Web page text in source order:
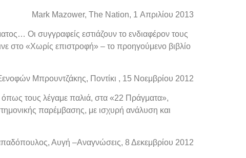
Mark Mazower, The Nation, 1 Απριλίου 2013
Οι συγγραφείς εστιάζουν το ενδιαφέρον τους
στο «Χωρίς επιστροφή» – το προηγούμενο βιβλίο
Μπρουντζάκης, Ποντίκι , 15 Νοεμβρίου 2012
όπως τους λέγαμε παλιά, στα «22 Πράγματα»,
παρέμβασης, με ισχυρή ανάλυση και
Αυγή –Αναγνώσεις, 8 Δεκεμβρίου 2012